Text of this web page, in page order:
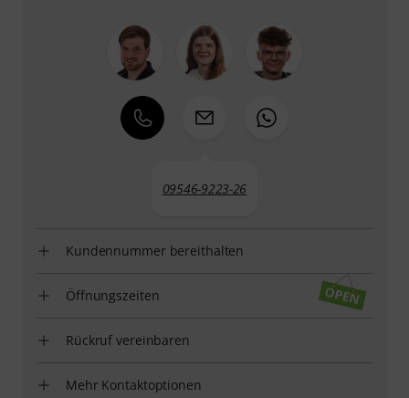
09546-9223-26
Kundennummer bereithalten
Öffnungszeiten
Rückruf vereinbaren
Mehr Kontaktoptionen